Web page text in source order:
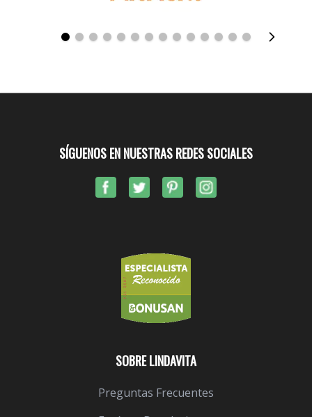
SOBRE LINDAVITA
Preguntas Frecuentes
SÍGUENOS EN NUESTRAS REDES SOCIALES